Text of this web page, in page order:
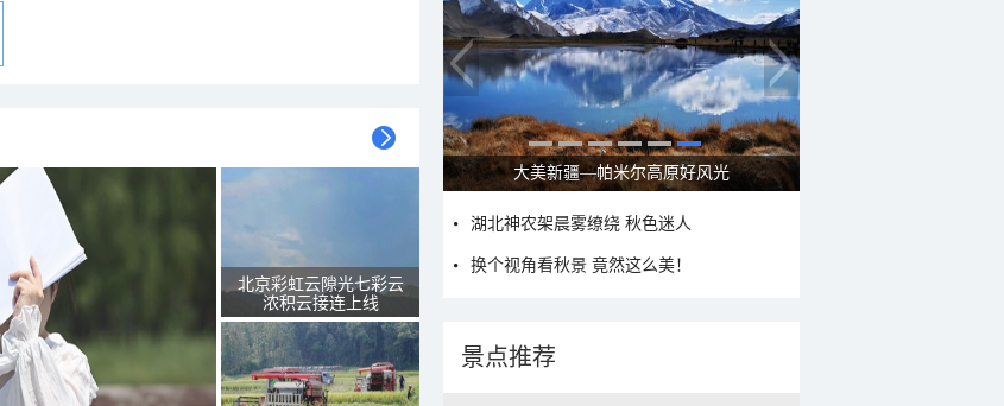
北京彩虹云隙光七彩云
浓积云接连上线
立秋节气：北方逐渐转凉 南方暑热仍盛
湖北神农架晨雾缭绕 秋色迷人
换个视角看秋景 竟然这么美！
景点推荐